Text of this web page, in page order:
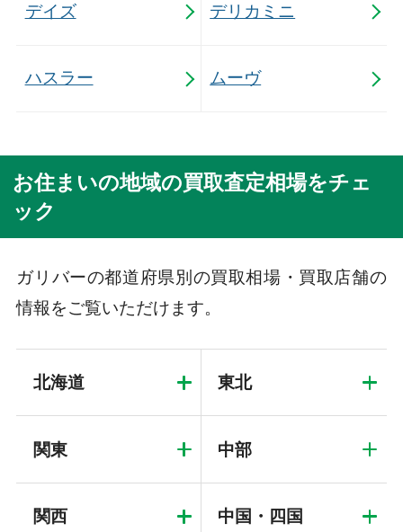
デイズ デリカミニ
ハスラー ムーヴ
お住まいの地域の買取査定相場をチェ
ック
ガリバーの都道府県別の買取相場・買取店舗の
情報をご覧いただけます。
北海道 東北
関東 中部
関西 中国・四国